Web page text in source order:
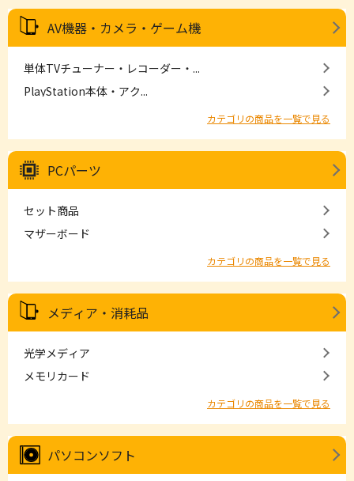
AV機器・カメラ・ゲーム機
単体TVチューナー・レコーダー・...
PlayStation本体・アク...
カテゴリの商品を一覧で見る
PCパーツ
セット商品
マザーボード
カテゴリの商品を一覧で見る
メディア・消耗品
光学メディア
メモリカード
カテゴリの商品を一覧で見る
パソコンソフト